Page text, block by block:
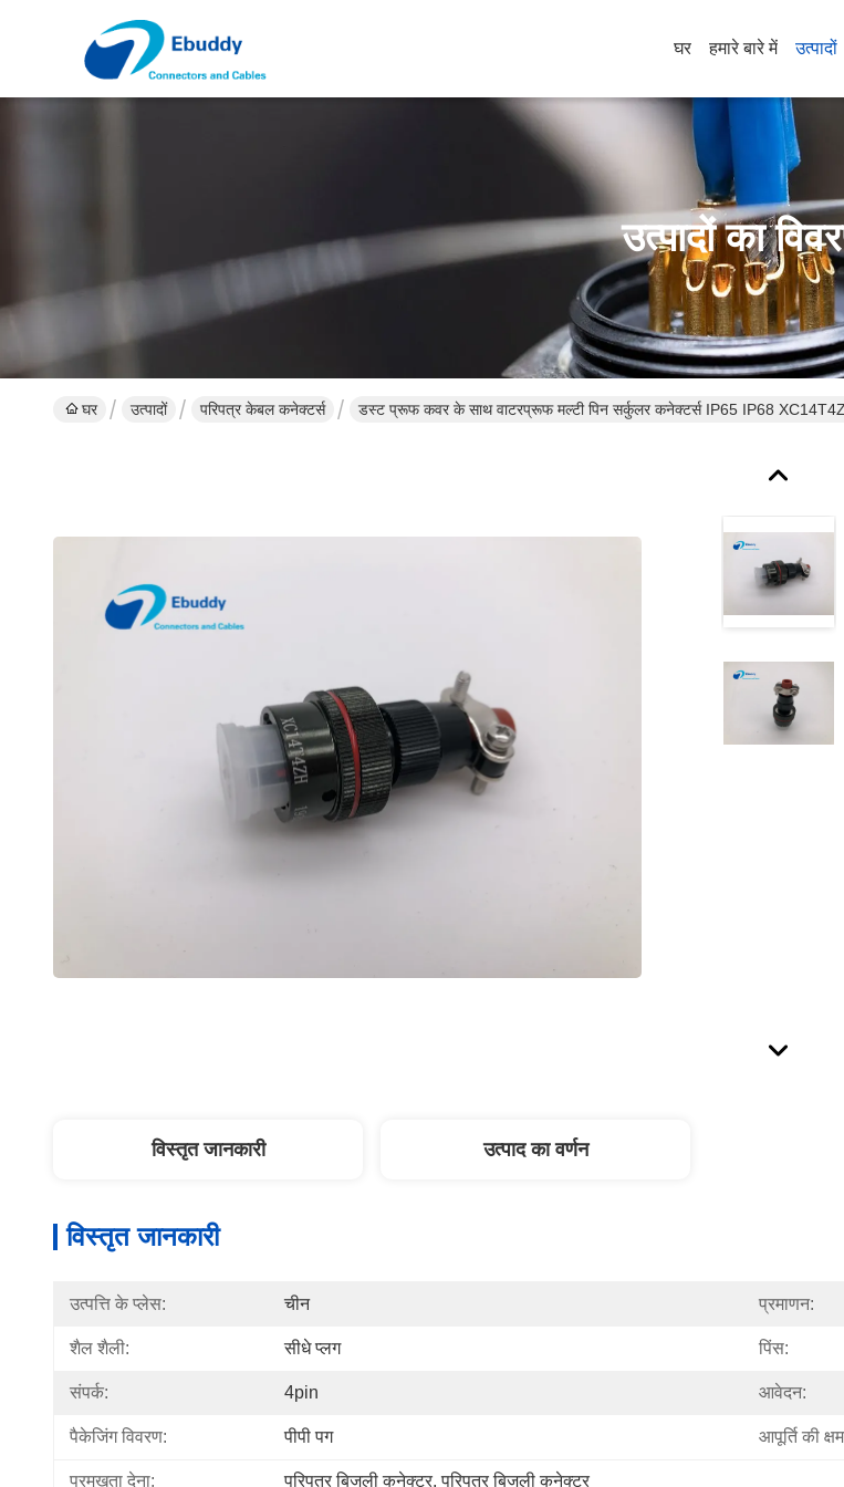
घर हमारे बारे में उत्पादों
उत्पादों का
घर उत्पादों परिपत्र केबल कनेक्टर्स डस्ट प्रूफ कवर के साथ वाटरप्रूफ मल्टी पिन सर्कुलर कनेक्टर्स IP65 IP68
विस्तृत जानकारी उत्पाद का वर्णन
विस्तृत जानकारी
उत्पत्ति के प्लेस: चीन प्रमाणन:
शैल शैली: सीधे प्लग पिंस:
संपर्क: 4pin आवेदन:
पैकेजिंग विवरण: पीपी पग आपूर्ति की
प्रमुखता देना: परिपत्र बिजली कनेक्टर, परिपत्र बिजली कनेक्टर